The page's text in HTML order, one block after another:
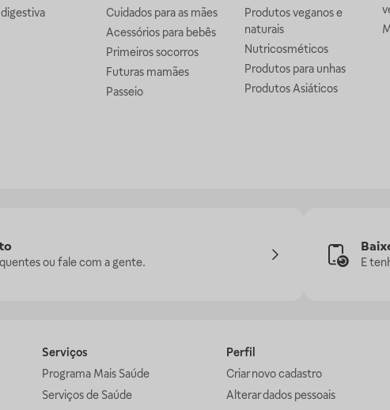
Cuidados para as mães
Acessórios para bebês
Primeiros socorros
Futuras mamães
Passeio
Produtos veganos e
naturais
Nutricosméticos
Produtos para unhas
Produtos Asiáticos
ou fale com a gente. E
Serviços
Programa Mais Saúde
Serviços de Saúde
Perfil
Criar novo cadastro
Alterar dados pessoais